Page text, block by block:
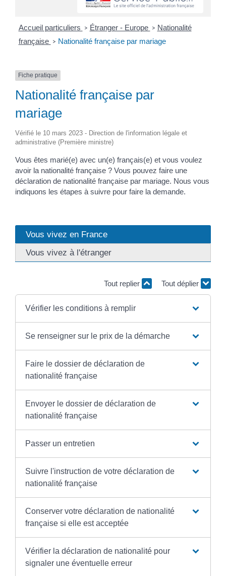
Accueil particuliers > Étranger - Europe > Nationalité
française > Nationalité française par mariage
Fiche pratique
Nationalité française par
mariage
Vérifié le 10 mars 2023 - Direction de l'information légale et
administrative (Première ministre)
Vous êtes marié(e) avec un(e) français(e) et vous voulez
avoir la nationalité française ? Vous pouvez faire une
déclaration de nationalité française par mariage. Nous vous
indiquons les étapes à suivre pour faire la demande.
Vous vivez en France
Vous vivez à l'étranger
Tout replier Tout déplier
Vérifier les conditions à remplir
Se renseigner sur le prix de la démarche
Faire le dossier de déclaration de
nationalité française
Envoyer le dossier de déclaration de
nationalité française
Passer un entretien
Suivre l'instruction de votre déclaration de
nationalité française
Conserver votre déclaration de nationalité
française si elle est acceptée
Vérifier la déclaration de nationalité pour
signaler une éventuelle erreur